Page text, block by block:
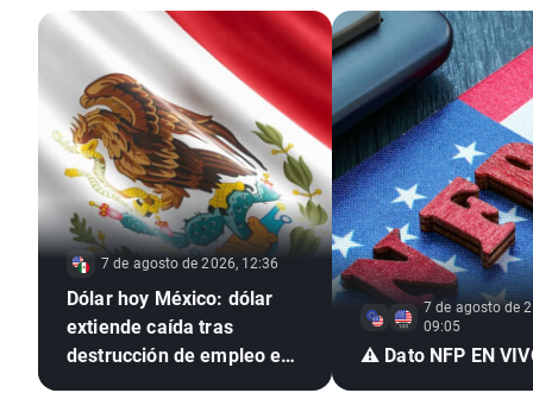
7 de agosto de 2026, 12:36
Dólar hoy México: dólar
extiende caída tras
destrucción de empleo en
7 de agosto de
09:05
⚠️ Dato NFP EN